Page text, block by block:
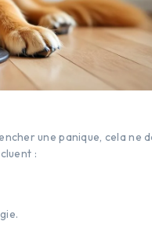
une panique, cela ne
: